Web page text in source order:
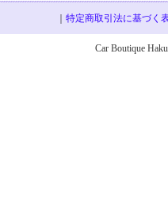
｜ 特定商取引法に基づく
Car Boutique